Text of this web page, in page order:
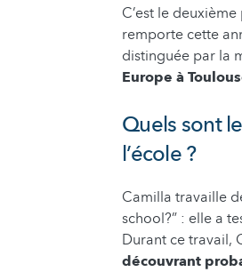
C’est le
remporte cette
distinguée par la
Europe à
Quels sont
l’école ?
Camilla travaille
school?” : elle a
Durant ce travail,
découvrant